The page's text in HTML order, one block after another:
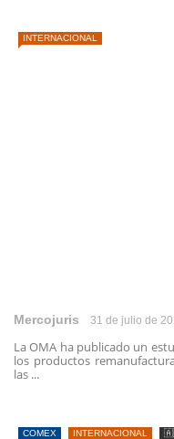
INTERNACIONAL
Mercojuris 31 de julio de
La OMA ha publicado un
los productos
las ...
COMEX INTERNACIONAL